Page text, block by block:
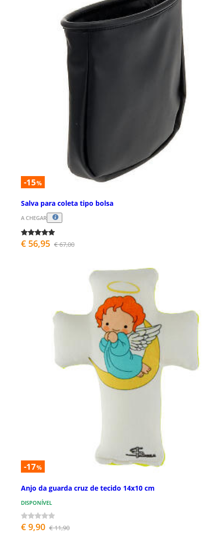
-15%
Salva para coleta tipo bolsa
A CHEGAR
€ 56,95 € 67,00
-17%
Anjo da guarda cruz de tecido 14x10 cm
DISPONÍVEL
€ 9,90 € 11,90